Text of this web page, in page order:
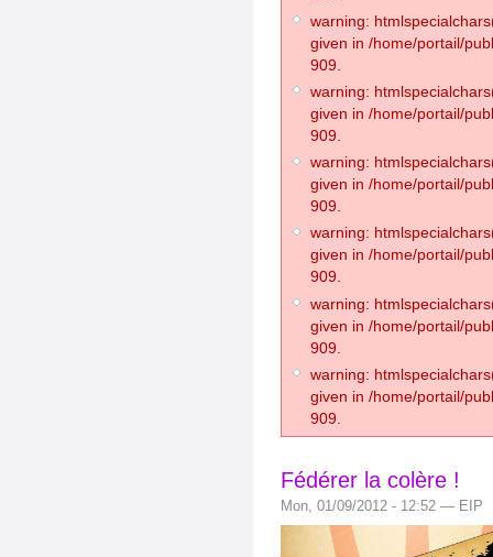
warning:
given in /home/portail/
909.
warning:
given in /home/portail/
909.
warning:
given in /home/portail/
909.
warning:
given in /home/portail/
909.
warning:
given in /home/portail/
909.
warning:
given in /home/portail/
909.
Fédérer la colère !
Mon, 01/09/2012 - 12:52 — EIP